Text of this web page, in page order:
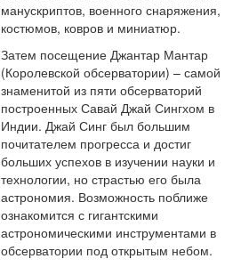
манускриптов, военного снаряжения,
костюмов, ковров и миниатюр.
Затем посещение Джантар Мантар
(Королевской обсерватории) – самой
знаменитой из пяти обсерваторий
построенных Савай Джай Сингхом в
Индии. Джай Синг был большим
почитателем прогресса и достиг
больших успехов в изучении науки и
технологии, но страстью его была
астрономия. Возможность поближе
ознакомится с гигантскими
астрономическими инструментами в
обсерватории под открытым небом.